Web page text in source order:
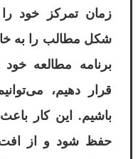
زمان تمرکز خود
شکل مطالب را به
برنامه مطالعه
قرار دهیم،
باشیم. این کار
حفظ شود و از افت